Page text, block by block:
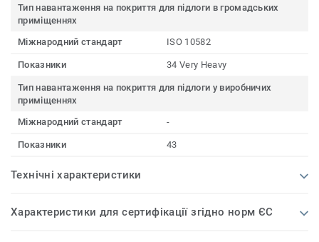
Тип навантаження на покриття для підлоги в громадських
приміщеннях
Міжнародний стандарт
ISO 10582
Показники 34 Very Heavy
Тип навантаження на покриття для підлоги у виробничих
приміщеннях
Міжнародний стандарт
-
Показники 43
Технічні характеристики
Характеристики для сертифікації згідно норм ЄС